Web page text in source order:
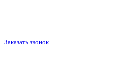
Заказать звонок